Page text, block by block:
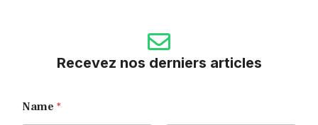
Recevez nos derniers articles
Name *